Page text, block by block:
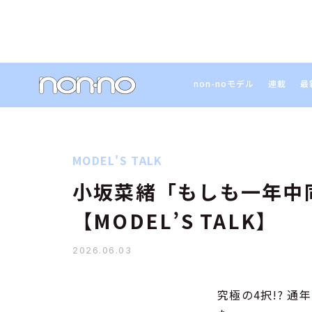
non-noモデル 連載 最
MODEL'S TALK
小坂菜緒「もしも一年
【MODEL’S TALK】
2026.06.03
究極の4択!? 通